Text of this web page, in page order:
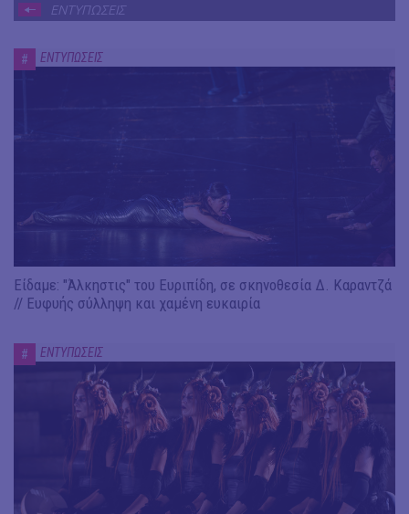
ΕΝΤΥΠΩΣΕΙΣ
# ΕΝΤΥΠΩΣΕΙΣ
Είδαμε: "Άλκηστις" του Ευριπίδη, σε σκηνοθεσία Δ. Καραντζά
// Ευφυής σύλληψη και χαμένη ευκαιρία
# ΕΝΤΥΠΩΣΕΙΣ